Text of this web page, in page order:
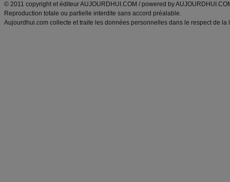
© 2011 copyright et éditeur AUJOURDHUI.COM / powered by
Reproduction totale ou partielle interdite sans accord préalable.
Aujourdhui.com collecte et traite les données personnelles dans le respect de